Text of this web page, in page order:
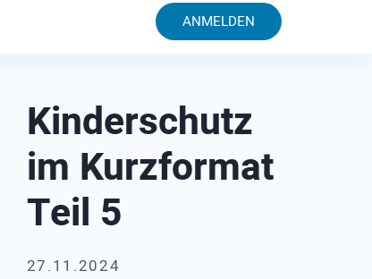
ANMELDEN
Kinderschutz
im Kurzformat
Teil 5
27.11.2024